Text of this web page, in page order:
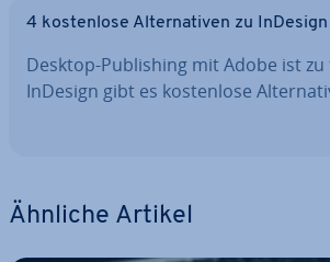
4 kos­ten­lo­se Al­ter­na­ti­ven zu InDesign
Desktop-Pu­bli­shing mit Adobe ist zu
InDesign gibt es kos­ten­lo­se
Ähnliche Artikel